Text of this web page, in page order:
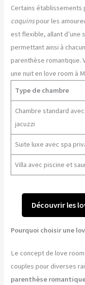
Certains
coquinspour les
est flexible, allant d’une
permettant ainsi à
parenthèse romantique.
une nuit en love room à
Type de chambre
Chambre standard avec
jacuzzi
Suite luxe avec spa
Villa avec piscine et
Découvrir les
Pourquoi choisir une
Le concept de love
couples pour diverses
parenthèse